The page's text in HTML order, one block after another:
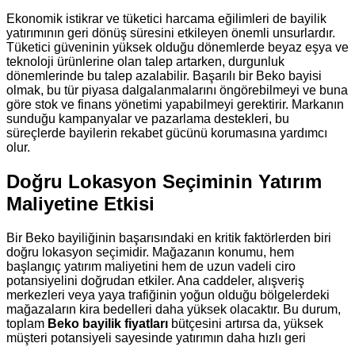
Ekonomik istikrar ve tüketici harcama eğilimleri de bayilik
yatırımının geri dönüş süresini etkileyen önemli unsurlardır.
Tüketici güveninin yüksek olduğu dönemlerde beyaz eşya ve
teknoloji ürünlerine olan talep artarken, durgunluk
dönemlerinde bu talep azalabilir. Başarılı bir Beko bayisi
olmak, bu tür piyasa dalgalanmalarını öngörebilmeyi ve buna
göre stok ve finans yönetimi yapabilmeyi gerektirir. Markanın
sunduğu kampanyalar ve pazarlama destekleri, bu
süreçlerde bayilerin rekabet gücünü korumasına yardımcı
olur.
Doğru Lokasyon Seçiminin Yatırım
Maliyetine Etkisi
Bir Beko bayiliğinin başarısındaki en kritik faktörlerden biri
doğru lokasyon seçimidir. Mağazanın konumu, hem
başlangıç yatırım maliyetini hem de uzun vadeli ciro
potansiyelini doğrudan etkiler. Ana caddeler, alışveriş
merkezleri veya yaya trafiğinin yoğun olduğu bölgelerdeki
mağazaların kira bedelleri daha yüksek olacaktır. Bu durum,
toplam Beko bayilik fiyatları bütçesini artırsa da, yüksek
müşteri potansiyeli sayesinde yatırımın daha hızlı geri